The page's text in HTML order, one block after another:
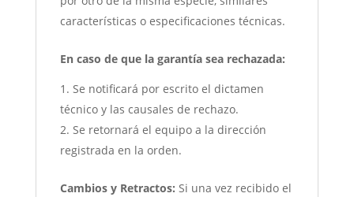
características o especificaciones técnicas.
En caso de que la garantía sea rechazada:
Se notificará por escrito el dictamen
técnico y las causales de rechazo.
Se retornará el equipo a la dirección
registrada en la orden.
Cambios y Retractos: Si una vez recibido el